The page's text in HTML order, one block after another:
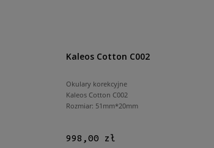
Kaleos Cotton C002
Okulary korekcyjne
Kaleos Cotton C002
Rozmiar: 51mm*20mm
998,00 zł